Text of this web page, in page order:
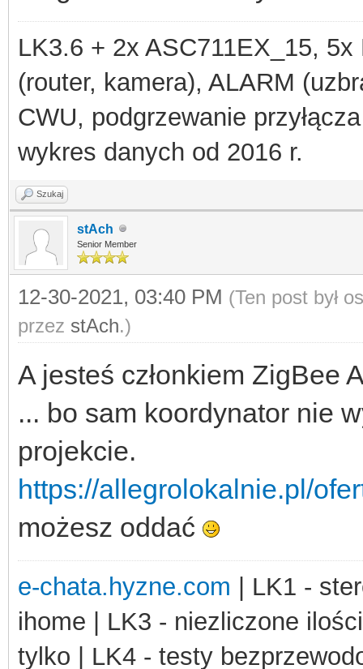
LK3.6 + 2x ASC711EX_15,
(router, kamera), ALARM
CWU, podgrzewanie
wykres danych od 2016 r.
Szukaj
stAch
Senior Member
12-30-2021, 03:40 PM (Ten post był
przez stAch.)
A jesteś członkiem ZigBee
... bo sam koordynator nie
projekcie.
https://allegrolokalnie.pl/
możesz oddać
e-chata.hyzne.com | LK1 -
ihome | LK3 - niezliczone
tylko | LK4 - testy